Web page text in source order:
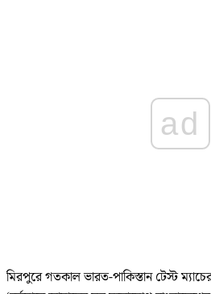
ad
মিরপুরে গতকাল ভারত-পাকিস্তান টেস্ট